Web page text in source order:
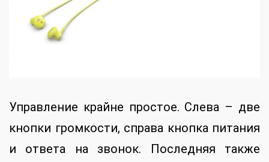
Управление крайне простое. Слева – две
кнопки громкости, справа кнопка питания
и ответа на звонок. Последняя также